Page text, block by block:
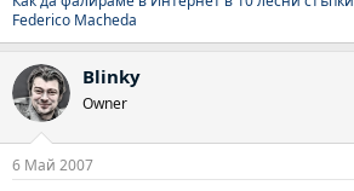
Federico Macheda
Blinky
Owner
6 Май 2007